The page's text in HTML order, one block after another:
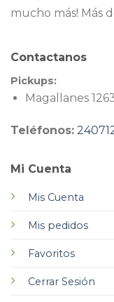
mucho más! Más
Mi Cuenta
Mis Cuenta
Mis pedidos
Favoritos
Cerrar Sesión
Contactanos
Pickups:
Magallanes
Teléfonos: